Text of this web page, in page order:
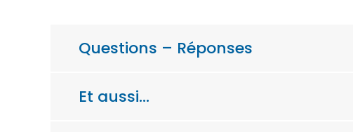
Questions – Réponses
Et aussi…